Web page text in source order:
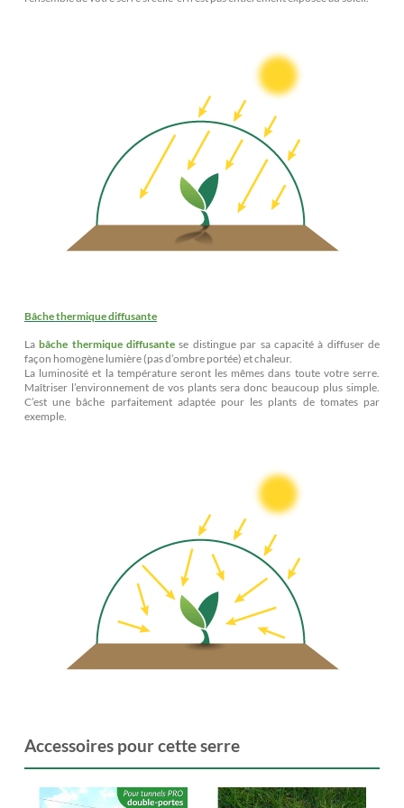
Bâche thermique diffusante
Labâche thermique diffusante se distingue par sa capacité à diffuser de
façon homogène lumière (pas d’ombre portée) et chaleur.
La luminosité et la température seront les mêmes dans toute votre serre.
Maîtriser l’environnement de vos plants sera donc beaucoup plus simple.
C’est une bâche parfaitement adaptée pour les plants de tomates par
exemple.
Accessoires pour cette serre